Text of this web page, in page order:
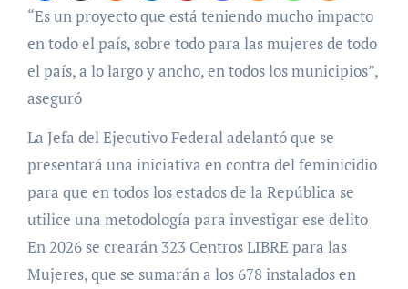
“Es un proyecto que está teniendo mucho impacto
en todo el país, sobre todo para las mujeres de todo
el país, a lo largo y ancho, en todos los municipios”,
aseguró
La Jefa del Ejecutivo Federal adelantó que se
presentará una iniciativa en contra del feminicidio
para que en todos los estados de la República se
utilice una metodología para investigar ese delito
En 2026 se crearán 323 Centros LIBRE para las
Mujeres, que se sumarán a los 678 instalados en